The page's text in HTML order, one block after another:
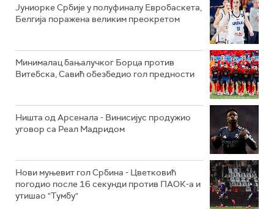
Јуниорке Србије у полуфиналу Евробаскета,
Белгија поражена великим преокретом
Минималац бањалучког Борца против
Витебска, Савић обезбедио гол предности
Ништа од Арсенала - Винисијус продужио
уговор са Реал Мадридом
Нови муњевит гол Србина - Цветковић
погодио после 16 секунди против ПАОК-а и
утишао "Тумбу"